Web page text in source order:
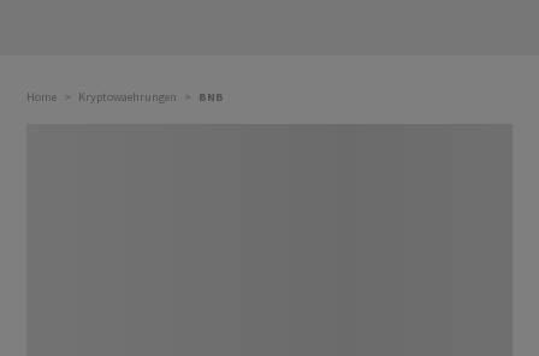
Home Kryptowaehrungen BNB